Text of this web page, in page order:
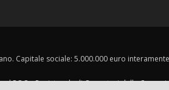
Capitale sociale: 5.000.000 euro
ROC – Registro degli Operatori della